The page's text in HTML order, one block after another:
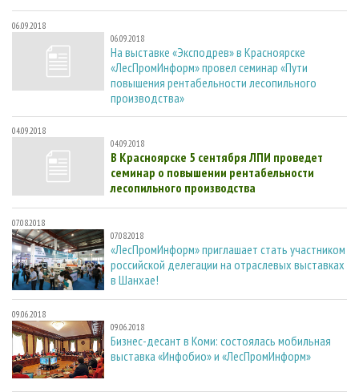
06.09.2018
06.09.2018
На выставке «Эксподрев» в Красноярске
«ЛесПромИнформ» провел семинар «Пути
повышения рентабельности лесопильного
производства»
04.09.2018
04.09.2018
В Красноярске 5 сентября ЛПИ проведет
семинар о повышении рентабельности
лесопильного производства
07.08.2018
07.08.2018
«ЛесПромИнформ» приглашает стать участником
российской делегации на отраслевых выставках
в Шанхае!
09.06.2018
09.06.2018
Бизнес-десант в Коми: состоялась мобильная
выставка «Инфобио» и «ЛесПромИнформ»